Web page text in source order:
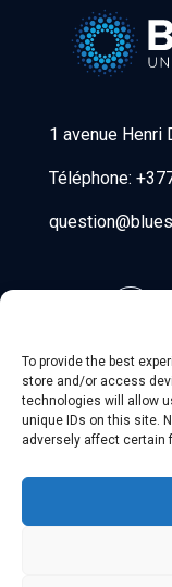
To provide the best
store and/or access
technologies will allow
unique IDs on this site.
adversely affect certain
1 avenue Henri
Téléphone: